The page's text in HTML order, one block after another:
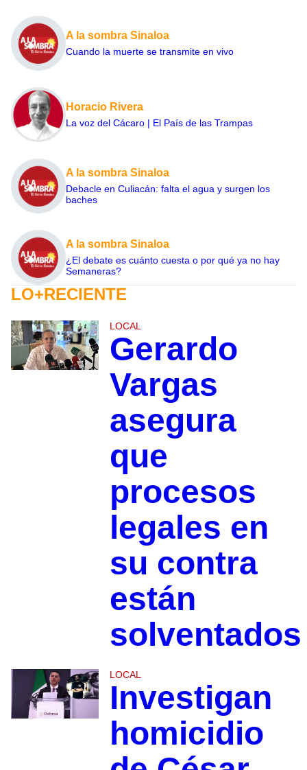
A la sombra Sinaloa
Cuando la muerte se transmite en vivo
Horacio Rivera
La voz del Cácaro | El País de las Trampas
A la sombra Sinaloa
Debacle en Culiacán: falta el agua y surgen los
baches
A la sombra Sinaloa
¿El debate es cuánto cuesta o por qué ya no hay
Semaneras?
LO+RECIENTE
LOCAL
Gerardo
Vargas
asegura
que
procesos
legales en
su contra
están
solventados
LOCAL
Investigan
homicidio